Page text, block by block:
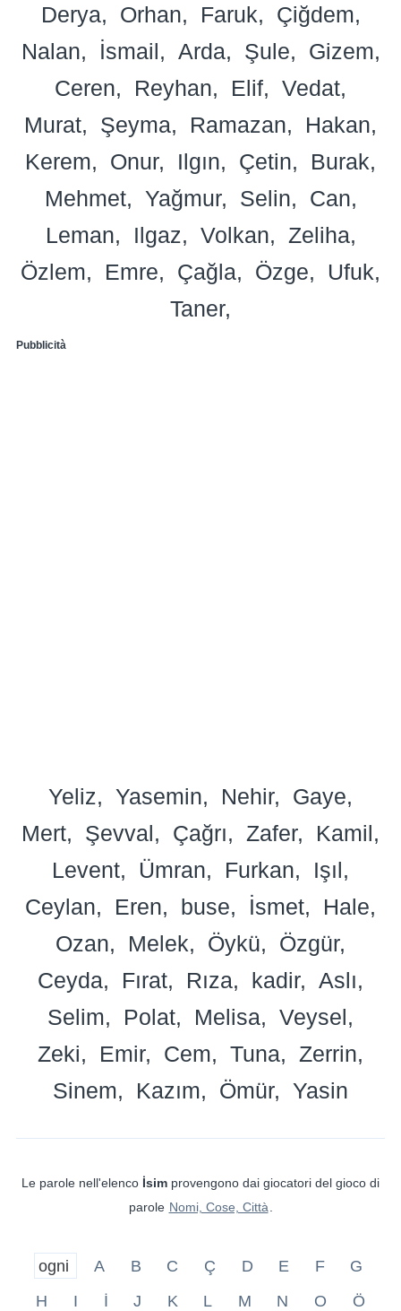
Derya
Orhan Faruk
Çiğdem
Nalan
İsmail Arda Şule
Gizem
Ceren
Reyhan Elif
Vedat
Murat
Şeyma Ramazan
Hakan
Kerem
Onur Ilgın Çetin
Burak
Mehmet
Yağmur Selin
Can
Leman
Ilgaz Volkan
Zeliha
Özlem
Emre Çağla Özge
Ufuk
Taner
Pubblicità
Yeliz Yasemin Nehir
Gaye
Mert
Şevval Çağrı Zafer
Kamil
Levent
Ümran Furkan
Işıl
Ceylan
Eren buse İsmet
Hale
Ozan
Melek Öykü
Özgür
Ceyda
Fırat Rıza kadir
Aslı
Selim
Polat Melisa
Veysel
Zeki
Emir Cem Tuna
Zerrin
Sinem
Kazım Ömür Yasin
Le parole nell'elenco İsim provengono dai giocatori del gioco di
parole Nomi, Cose, Città
ogni A B C Ç D E F
G
H
I İ J K L M N O Ö